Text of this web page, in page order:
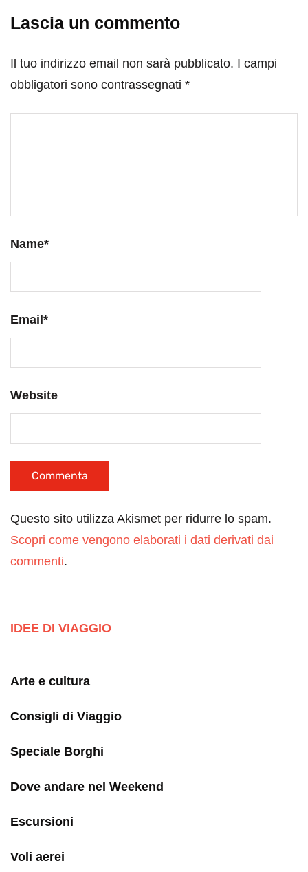
Lascia un commento
Il tuo indirizzo email non sarà pubblicato. I campi
obbligatori sono contrassegnati *
Name*
Email *
Website
Questo sito utilizza Akismet per ridurre lo spam.
Scopri come vengono elaborati i dati derivati dai
commenti.
IDEE DI VIAGGIO
Arte e cultura
Consigli di Viaggio
Speciale Borghi
Dove andare nel Weekend
Escursioni
Voli aerei